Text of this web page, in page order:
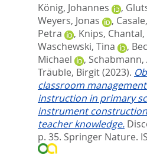
König, Johannes ,
Weyers, Jonas
,
Petra
, Knips, Chantal,
Waschewski, Tina
,
Michael
, Schabmann,
Träuble, Birgit(2023).
classroom
instruction in primary
instrument
teacher knowledge.
p. 35. Springer Nature.